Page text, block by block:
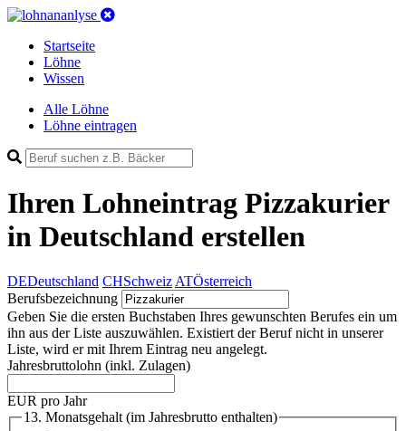
Startseite
Löhne
Wissen
Alle Löhne
Löhne eintragen
Ihren Lohneintrag Pizzakurier
in Deutschland erstellen
DEDeutschland CHSchweiz ATÖsterreich
Berufsbezeichnung
Geben Sie die ersten Buchstaben Ihres gewunschten Berufes ein um
ihn aus der Liste auszuwählen. Existiert der Beruf nicht in unserer
Liste, wird er mit Ihrem Eintrag neu angelegt.
Jahresbruttolohn (inkl. Zulagen)
EUR pro Jahr
13. Monatsgehalt (im Jahresbrutto enthalten)